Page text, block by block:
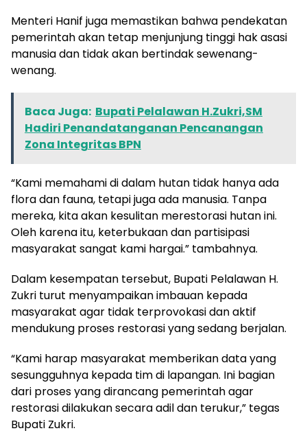
Menteri Hanif juga memastikan bahwa pendekatan
pemerintah akan tetap menjunjung tinggi hak asasi
manusia dan tidak akan bertindak sewenang-
wenang.
Baca Juga: Bupati Pelalawan H.Zukri,SM
Hadiri Penandatanganan Pencanangan
Zona Integritas BPN
“Kami memahami di dalam hutan tidak hanya ada
flora dan fauna, tetapi juga ada manusia. Tanpa
mereka, kita akan kesulitan merestorasi hutan ini.
Oleh karena itu, keterbukaan dan partisipasi
masyarakat sangat kami hargai.” tambahnya.
Dalam kesempatan tersebut, Bupati Pelalawan H.
Zukri turut menyampaikan imbauan kepada
masyarakat agar tidak terprovokasi dan aktif
mendukung proses restorasi yang sedang berjalan.
“Kami harap masyarakat memberikan data yang
sesungguhnya kepada tim di lapangan. Ini bagian
dari proses yang dirancang pemerintah agar
restorasi dilakukan secara adil dan terukur,” tegas
Bupati Zukri.